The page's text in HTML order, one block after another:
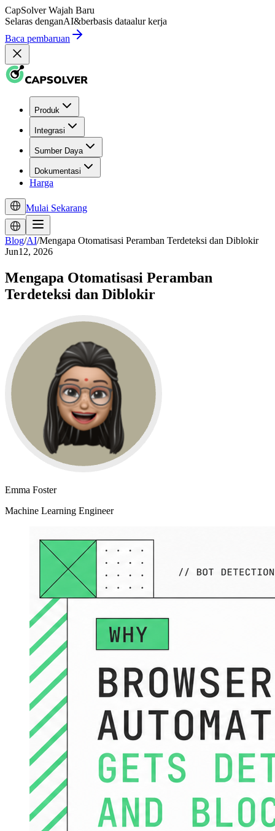
CapSolver Wajah Baru
Selaras denganAI&berbasis dataalur kerja
Baca pembaruan
Produk
Integrasi
Sumber Daya
Dokumentasi
Harga
Mulai Sekarang
Blog/AI/Mengapa Otomatisasi Peramban Terdeteksi dan Diblokir
Jun12, 2026
Mengapa Otomatisasi Peramban
Terdeteksi dan Diblokir
Emma Foster
Machine Learning Engineer